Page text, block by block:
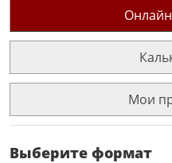
Мои
Выберите формат